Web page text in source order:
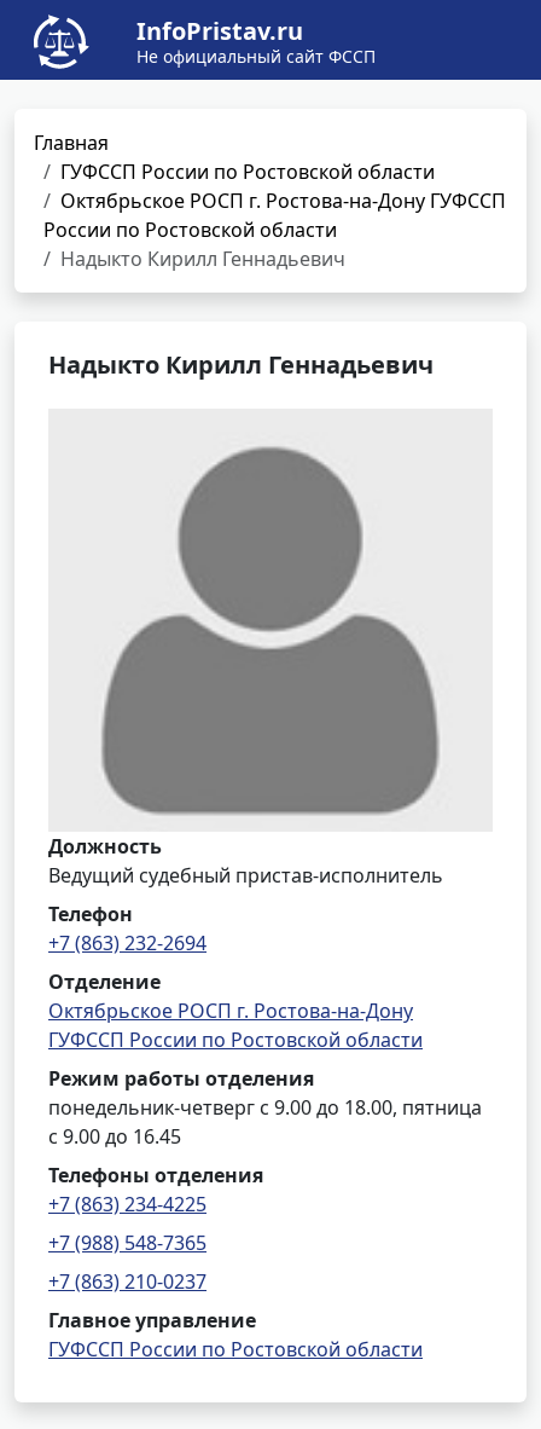
InfoPristav.ru
Не официальный сайт ФССП
Главная
ГУФССП России по Ростовской области
Октябрьское РОСП г. Ростова-на-Дону ГУФССП
России по Ростовской области
Надыкто Кирилл Геннадьевич
Надыкто Кирилл Геннадьевич
Должность
Ведущий судебный пристав-исполнитель
Телефон
+7 (863) 232-2694
Отделение
Октябрьское РОСП г. Ростова-на-Дону
ГУФССП России по Ростовской области
Режим работы отделения
понедельник-четверг с 9.00 до 18.00, пятница
с 9.00 до 16.45
Телефоны отделения
+7 (863) 234-4225
+7 (988) 548-7365
+7 (863) 210-0237
Главное управление
ГУФССП России по Ростовской области